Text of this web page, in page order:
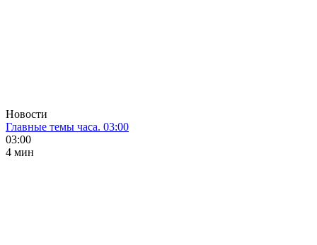
Новости
Главные темы часа. 03:00
03:00
4 мин